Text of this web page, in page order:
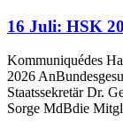
16 Juli: HSK
Kommuniquédes
2026
Staatssekretär Dr.
Sorge MdBdie